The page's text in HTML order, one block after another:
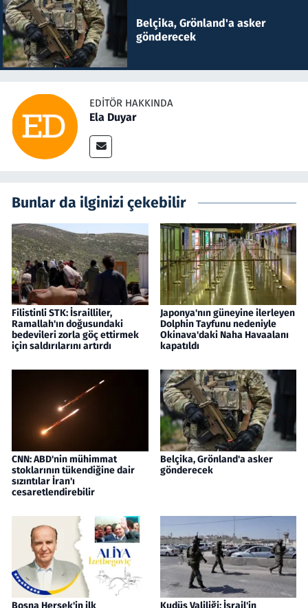
Belçika, Grönland'a asker
gönderecek
EDITÖR HAKKINDA
Ela Duyar
Bunlar da ilginizi çekebilir
Filistinli STK: İsrailliler,
Ramallah'ın doğusundaki
bedevileri zorla göç ettirmek
için saldırılarını artırdı
Japonya'nın güneyine ilerleyen
Dolphin Tayfunu nedeniyle
Okinava'daki Naha Havaalanı
kapatıldı
CNN: ABD'nin mühimmat
stoklarının tükendiğine dair
sızıntılar İran'ı
cesaretlendirebilir
Belçika, Grönland'a asker
gönderecek